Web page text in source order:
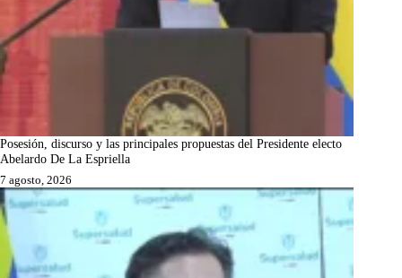
Posesión, discurso y las principales propuestas del Presidente electo
Abelardo De La Espriella
7 agosto, 2026